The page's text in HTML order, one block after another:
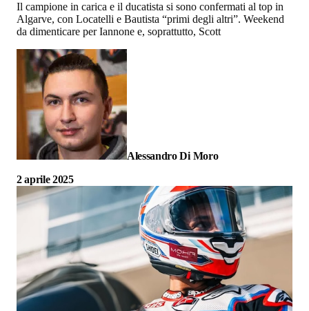
Il campione in carica e il ducatista si sono confermati al top in
Algarve, con Locatelli e Bautista “primi degli altri”. Weekend
da dimenticare per Iannone e, soprattutto, Scott
Alessandro Di Moro
2 aprile 2025